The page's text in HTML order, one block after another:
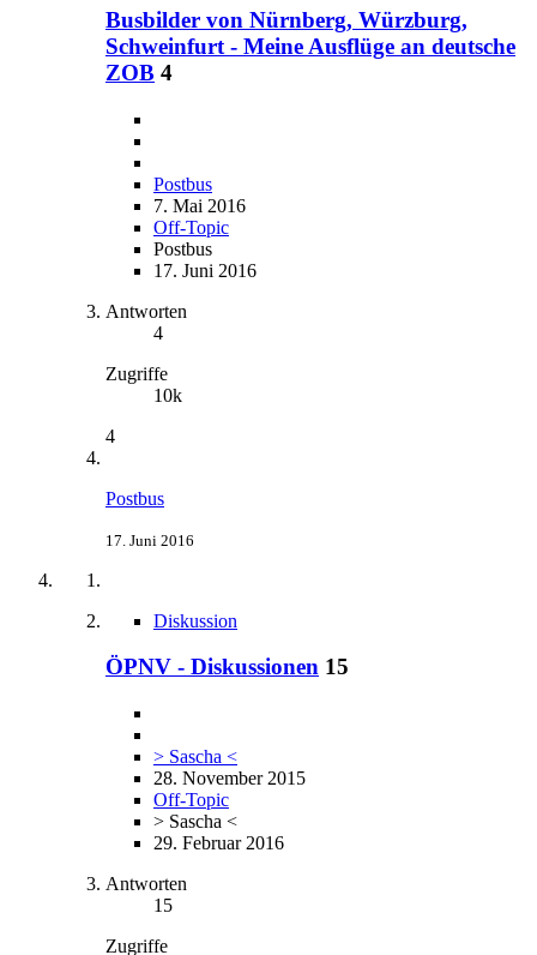
Busbilder von Nürnberg, Würzburg,
Schweinfurt - Meine Ausflüge an deutsche
ZOB 4
Postbus
7. Mai 2016
Off-Topic
Postbus
17. Juni 2016
Antworten
4
Zugriffe
10k
4
Postbus
17. Juni 2016
Diskussion
ÖPNV - Diskussionen 15
> Sascha <
28. November 2015
Off-Topic
> Sascha <
29. Februar 2016
Antworten
15
Zugriffe